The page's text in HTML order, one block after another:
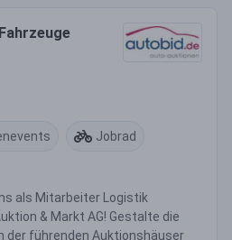
Jobrad
als Mitarbeiter Logistik
& Markt AG! Gestalte die
der führenden Auktionshäuser